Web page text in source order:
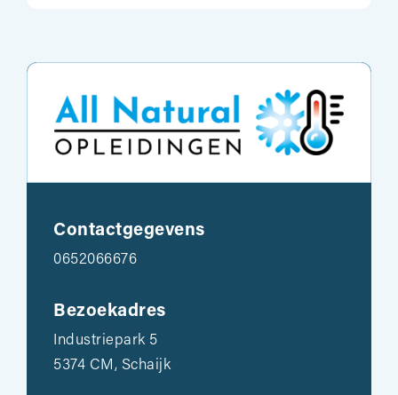
Contactgegevens
0652066676
Bezoekadres
Industriepark 5
5374 CM, Schaijk